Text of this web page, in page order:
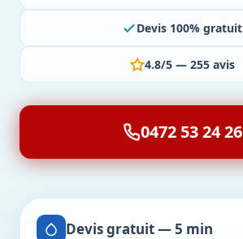
Devis 100% gratuit
4.8/5 — 255 avis
0472 53 24 26
Devis gratuit — 5 min